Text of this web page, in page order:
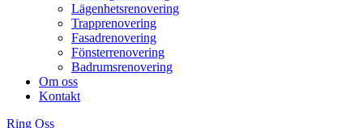
Lägenhetsrenovering
Trapprenovering
Fasadrenovering
Fönsterrenovering
Badrumsrenovering
Om oss
Kontakt
Ring Oss